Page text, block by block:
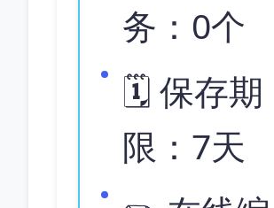
务：0个
🗓️ 保存期
限：7天